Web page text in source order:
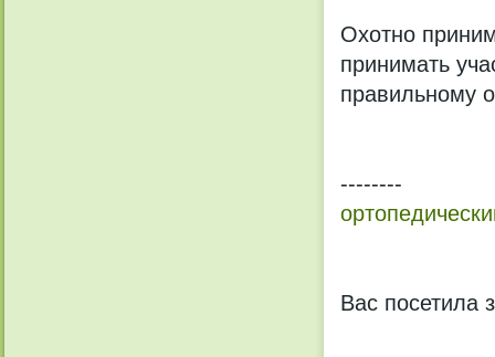
Охотно
принимать
правильному
--------
Вас посетила